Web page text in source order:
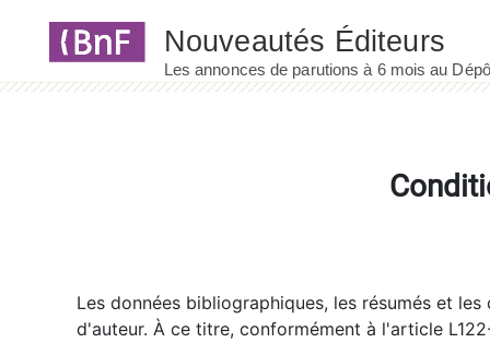
Les données bibliographiques, les résumés et
d'auteur. À ce titre, conformément à l'article